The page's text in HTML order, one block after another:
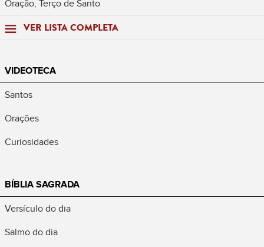
Oração, Terço de Santo
VER LISTA COMPLETA
VIDEOTECA
Santos
Orações
Curiosidades
BÍBLIA SAGRADA
Versículo do dia
Salmo do dia